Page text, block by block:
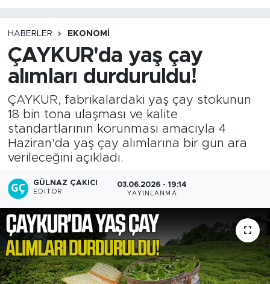
HABERLER EKONOMI
ÇAYKUR'da yaş çay
alımları durduruldu!
ÇAYKUR, fabrikalardaki yaş çay stokunun
18 bin tona ulaşması ve kalite
standartlarının korunması amacıyla 4
Haziran'da yaş çay alımlarına bir gün ara
verileceğini açıkladı.
GÜLNAZ ÇAKICI
EDITÖR
03.06.2026 - 19:14
YAYINLANMA
Son Dakika Haberleri
Haber Arşivi